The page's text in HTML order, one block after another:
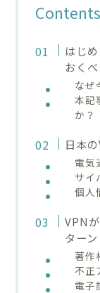
Contents
はじ
おく
なぜ
本記
か？
日本
電気
サイ
個人
VPN
ター
著作
不正
電子